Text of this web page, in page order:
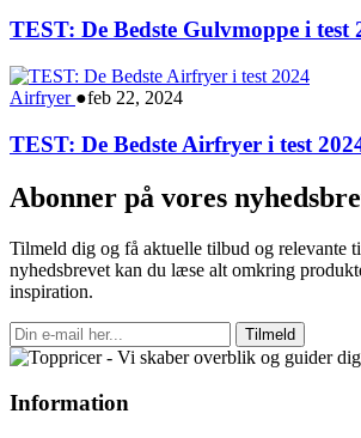
TEST: De Bedste Gulvmoppe i test
Airfryer ●feb 22, 2024
TEST: De Bedste Airfryer i test
Abonner på vores
Tilmeld dig og få aktuelle tilbud og relevante
nyhedsbrevet kan du læse alt omkring
inspiration.
Tilmeld
Information